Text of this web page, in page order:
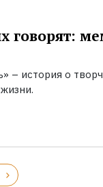
говорят:
– история о